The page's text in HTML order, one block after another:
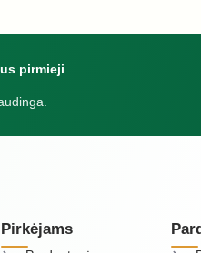
pirmieji
Pirkėjams